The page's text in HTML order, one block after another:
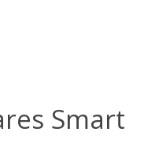
Smart